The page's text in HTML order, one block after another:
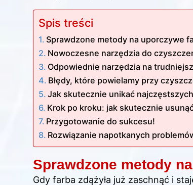
Spis treści
Sprawdzone metody na uporczywe
Nowoczesne narzędzia do
Odpowiednie narzędzia na
Błędy, które powielamy przy
Jak skutecznie unikać
Krok po kroku: jak skutecznie
Przygotowanie do sukcesu!
Rozwiązanie napotkanych
Sprawdzone metody
Gdy farba zdążyła już zaschnąć i